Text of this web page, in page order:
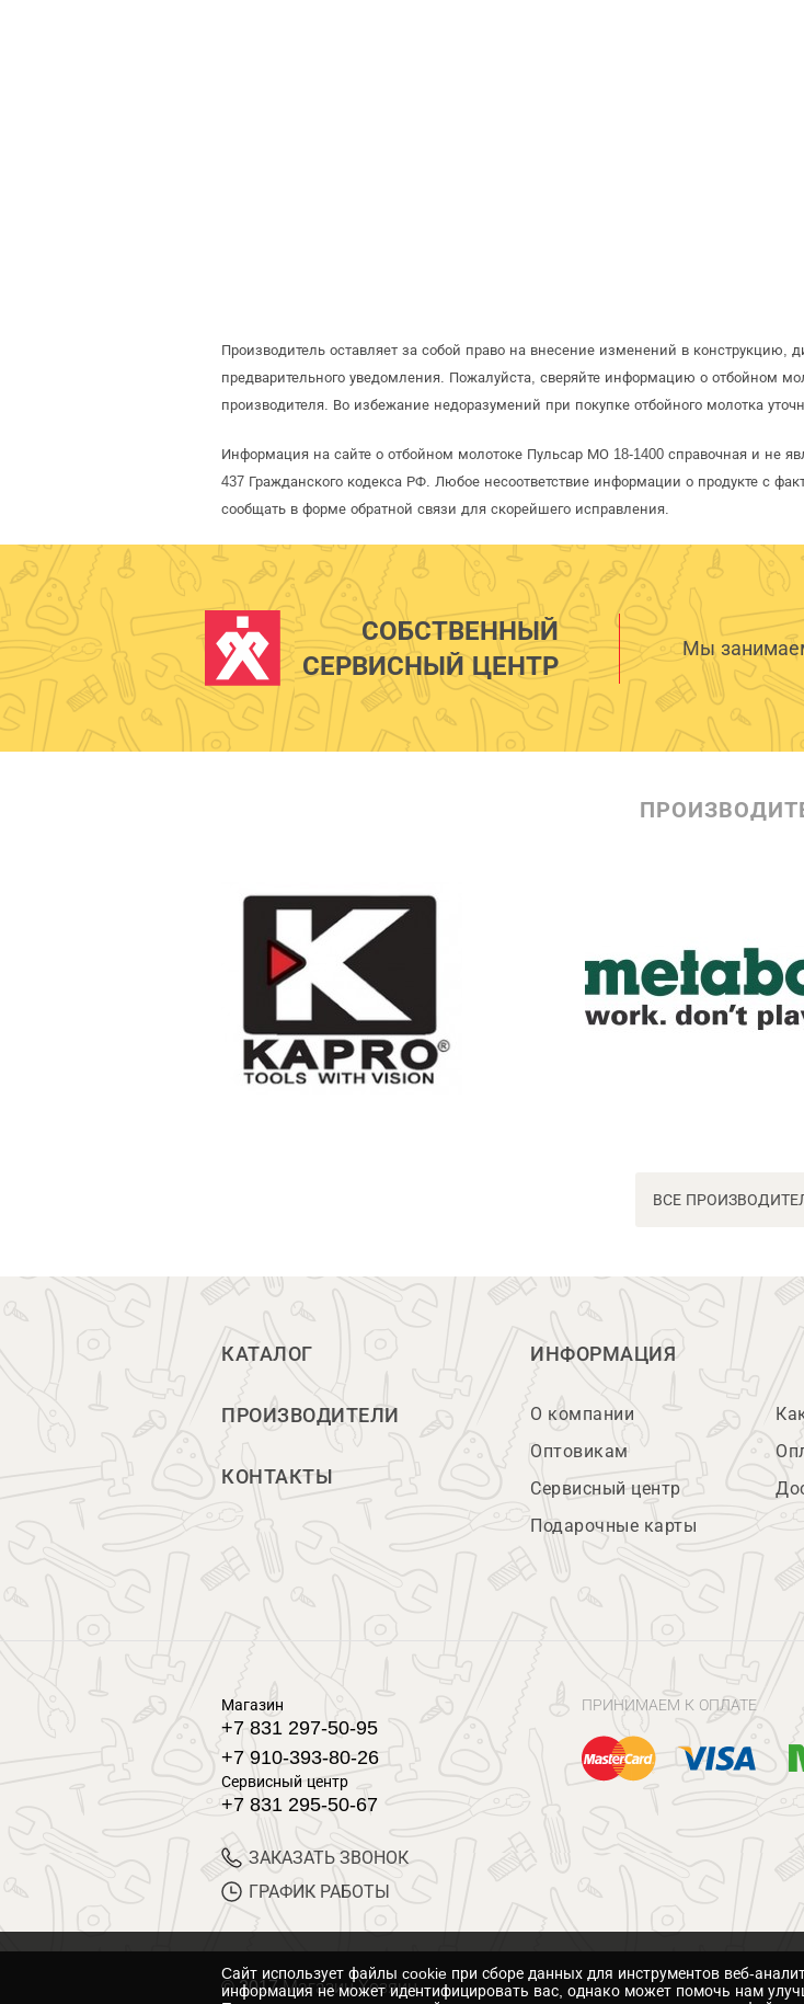
Производитель оставляет за собой право на внесение изменений в конструкцию,
предварительного уведомления. Пожалуйста, сверяйте информацию о отбойном
производителя. Во избежание недоразумений при покупке отбойного молотка
Информация на сайте о отбойном молотоке Пульсар МО 18-1400 справочная и не
437 Гражданского кодекса РФ. Любое несоответствие информации о продукте с
сообщать в форме обратной связи для скорейшего исправления.
СОБСТВЕННЫЙ
СЕРВИСНЫЙ ЦЕНТР
Мы
ВСЕ
КАТАЛОГ
ПРОИЗВОДИТЕЛИ
КОНТАКТЫ
ИНФОРМАЦИЯ
О компании
Оптовикам
Сервисный центр
Подарочные карты
Магазин
+7 831 297-50-95
+7 910-393-80-26
Сервисный центр
+7 831 295-50-67
ЗАКАЗАТЬ ЗВОНОК
ГРАФИК РАБОТЫ
ПРИНИМАЕМ К ОПЛАТЕ
© 2017 Магазин Хозяин
Cайт использует файлы cookie при сборе данных для инструментов веб-
информация не может идентифицировать вас, однако может помочь нам